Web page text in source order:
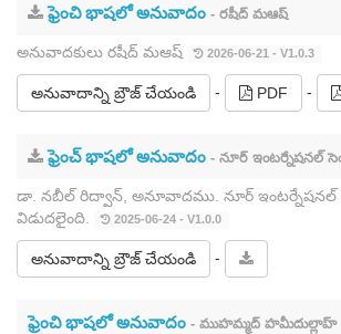
ఫ్రెంచి భాషలో అనువాదం - రషీద్ మఆష్
అనువాదకులు రషీద్ మఆష్ 2026-06-21 - V1.0.3
అనువాదాన్ని బ్రౌజ్ చేయండి - PDF -
ఫ్రెంచ్ భాషలో అనువాదం - నూర్ ఇంటర్నేషనల్
డా. నబీల్ రిద్వాన్, అనూవాదము. నూర్ ఇంటర్నేషనల్
విడుదలైంది.
2025-06-24 - V1.0.0
అనువాదాన్ని బ్రౌజ్ చేయండి -
ఫ్రెంచి భాషలో అనువాదం - ముహమ్మద్ హమీదుల్లాహ్